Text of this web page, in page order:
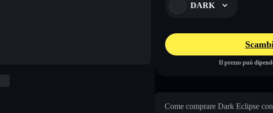
DARK
Il prezzo può
Come comprare Dark Eclipse